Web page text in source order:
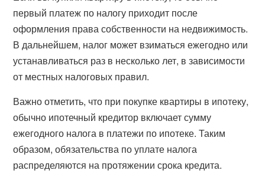
первый платеж по налогу приходит после
оформления права собственности на недвижимость.
В дальнейшем, налог может взиматься ежегодно или
устанавливаться раз в несколько лет, в зависимости
от местных налоговых правил.
Важно отметить, что при покупке квартиры в ипотеку,
обычно ипотечный кредитор включает сумму
ежегодного налога в платежи по ипотеке. Таким
образом, обязательства по уплате налога
распределяются на протяжении срока кредита.